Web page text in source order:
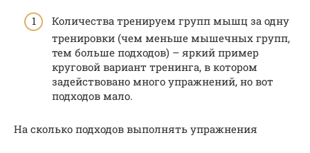
Количества тренируем групп мышц за одну
тренировки (чем меньше мышечных групп,
тем больше подходов) – яркий пример
круговой вариант тренинга, в котором
задействовано много упражнений, но вот
подходов мало.
На сколько подходов выполнять упражнения